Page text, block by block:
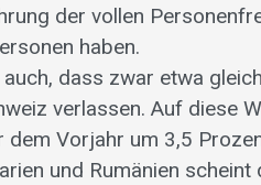
der vollen
haben.
dass zwar etwa
verlassen. Auf diese
Vorjahr um 3,5
und Rumänien scheint